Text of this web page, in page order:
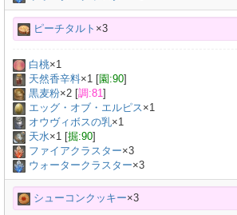
ピーチタルト ×3
白桃×1
天然香辛料×1 [園:90]
黒麦粉×2 [調:81]
エッグ・オブ・エルピス×1
オウヴィボスの乳×1
天水×1 [掘:90]
ファイアクラスター×3
ウォータークラスター×3
シューコンクッキー×3